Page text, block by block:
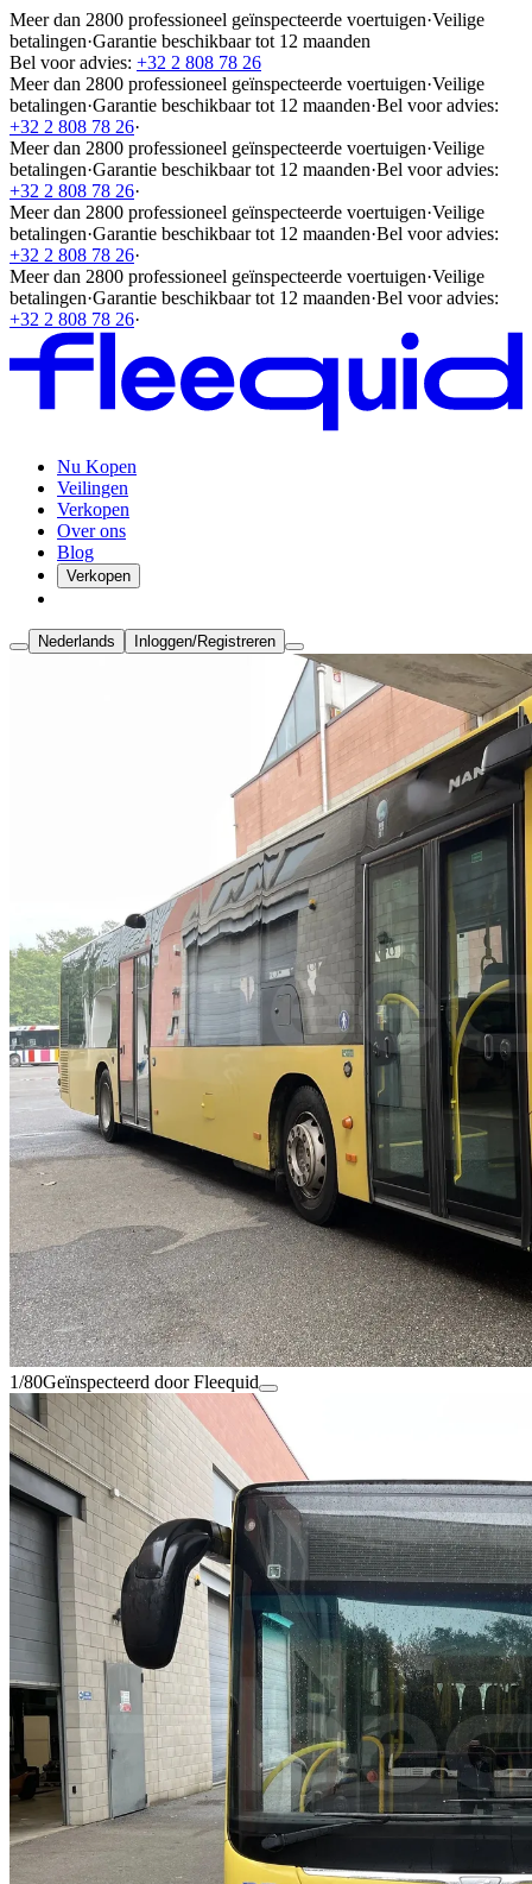
Meer dan 2800 professioneel geïnspecteerde voertuigen·Veilige
betalingen·Garantie beschikbaar tot 12 maanden
Bel voor advies: +32 2 808 78 26
Meer dan 2800 professioneel geïnspecteerde voertuigen·Veilige
betalingen·Garantie beschikbaar tot 12 maanden·Bel voor advies:
+32 2 808 78 26·
Meer dan 2800 professioneel geïnspecteerde voertuigen·Veilige
betalingen·Garantie beschikbaar tot 12 maanden·Bel voor advies:
+32 2 808 78 26·
Meer dan 2800 professioneel geïnspecteerde voertuigen·Veilige
betalingen·Garantie beschikbaar tot 12 maanden·Bel voor advies:
+32 2 808 78 26·
Meer dan 2800 professioneel geïnspecteerde voertuigen·Veilige
betalingen·Garantie beschikbaar tot 12 maanden·Bel voor advies:
+32 2 808 78 26·
Nu Kopen
Veilingen
Verkopen
Over ons
Blog
Verkopen
Nederlands Inloggen/Registreren
1/80Geïnspecteerd door Fleequid